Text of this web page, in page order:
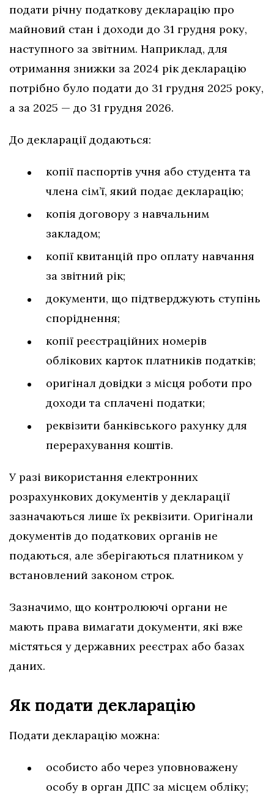
подати річну податкову декларацію про
майновий стан і доходи до 31 грудня року,
наступного за звітним. Наприклад, для
отримання знижки за 2024 рік декларацію
потрібно було подати до 31 грудня 2025 року,
а за 2025 — до 31 грудня 2026.
До декларації додаються:
копії паспортів учня або студента та
члена сім’ї, який подає декларацію;
копія договору з навчальним
закладом;
копії квитанцій про оплату навчання
за звітний рік;
документи, що підтверджують ступінь
споріднення;
копії реєстраційних номерів
облікових карток платників податків;
оригінал довідки з місця роботи про
доходи та сплачені податки;
реквізити банківського рахунку для
перерахування коштів.
У разі використання електронних
розрахункових документів у декларації
зазначаються лише їх реквізити. Оригінали
документів до податкових органів не
подаються, але зберігаються платником у
встановлений законом строк.
Зазначимо, що контролюючі органи не
мають права вимагати документи, які вже
містяться у державних реєстрах або базах
даних.
Як подати декларацію
Подати декларацію можна:
особисто або через уповноважену
особу в орган ДПС за місцем обліку;